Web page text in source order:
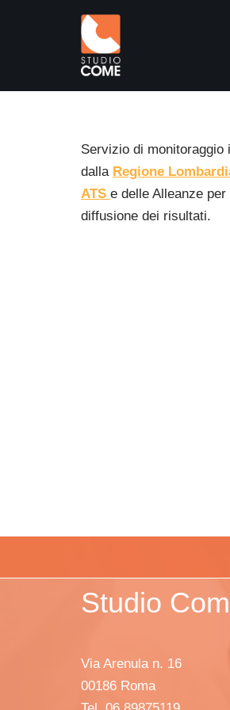
contenuto
Servizio di
dalla Regione
ATS e delle Alleanze
diffusione dei risultati.
Studio
Via Arenula n. 16
00186 Roma